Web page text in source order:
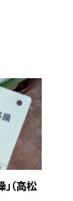
（高松